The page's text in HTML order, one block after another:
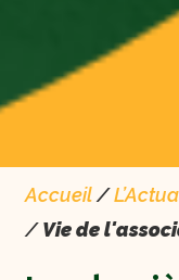
Accueil/
/Vie de